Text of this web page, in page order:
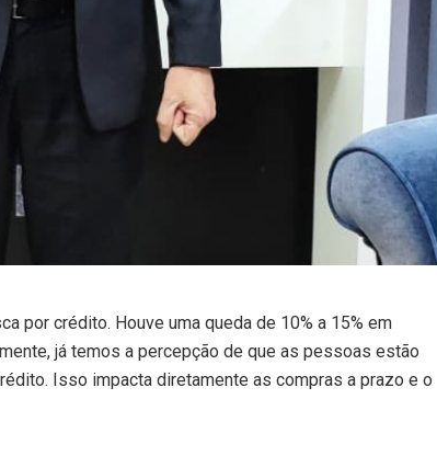
por crédito. Houve uma queda de 10% a 15% em
já temos a percepção de que as pessoas estão
Isso impacta diretamente as compras a prazo e o